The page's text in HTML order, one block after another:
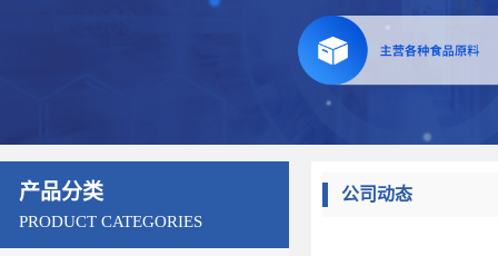
产品分类
PRODUCT CATEGORIES
公司动态